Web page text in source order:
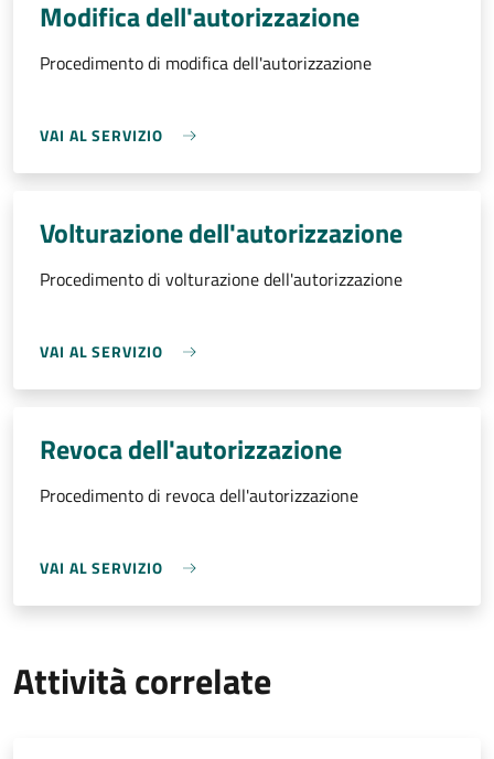
Modifica dell'autorizzazione
Procedimento di modifica dell'autorizzazione
VAI AL SERVIZIO
Volturazione dell'autorizzazione
Procedimento di volturazione dell'autorizzazione
VAI AL SERVIZIO
Revoca dell'autorizzazione
Procedimento di revoca dell'autorizzazione
VAI AL SERVIZIO
Attività correlate